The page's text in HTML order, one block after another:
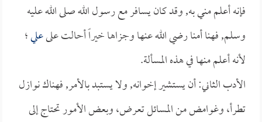
فإنه أعلم مني به, وقد كان يسافر مع رسول الله صلى الله عليه
وسلم, فهنا أمنا رضي الله عنها وجزاها خيراً أحالت علىعلي؛
لأنه أعلم منها في هذه المسألة.
الأدب الثاني: أن يستشير إخوانه, ولا يستبد بالأمر, فهناك نوازل
تطرأ، وغوامض من المسائل تعرض، وبعض الأمور تحتاج إلى